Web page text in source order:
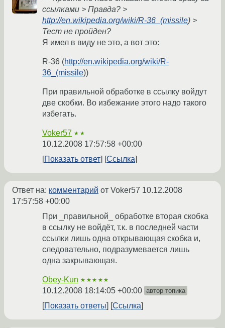
ссылками > Правда? >
http://en.wikipedia.org/wiki/R-36_(missile) >
Тест не пройден?
Я имел в виду не это, а вот это:
R-36 (http://en.wikipedia.org/wiki/R-
36_(missile))
При правильной обработке в ссылку войдут
две скобки. Во избежание этого надо такого
избегать.
Voker57 ★★
10.12.2008 17:57:58 +00:00
Показать ответ
Ссылка
Ответ на: комментарий от Voker57 10.12.2008
17:57:58 +00:00
При _правильной_ обработке вторая скобка
в ссылку не войдёт, т.к. в последней части
ссылки лишь одна открывающая скобка и,
следовательно, подразумевается лишь
одна закрывающая.
Obey-Kun ★★★★★
10.12.2008 18:14:05 +00:00 автор топика
Показать ответы Ссылка